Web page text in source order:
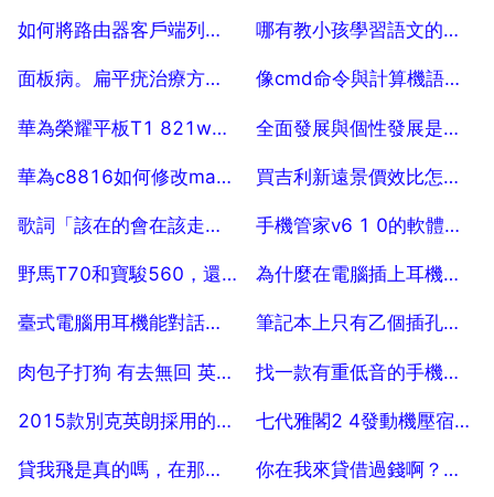
2025-07-18 2025-07-18
如何將路由器客戶端列表有效時間變為永久 85
2025-07-18
哪有教小孩學習語文的軟體
2025-07-18
面板病。扁平疣治療方法。親身經歷過的開。跪求
2025-07-18
像cmd命令與計算機語言有什麼關係？？有什麼區別？？
2025-07-18
華為榮耀平板T1 821w無法開機，電源鍵沒反應，如何處理
2025-07-18
全面發展與個性發展是否矛盾
2025-07-18
華為c8816如何修改mac？？？急！要求詳細準確 100
2025-07-18
買吉利新遠景價效比怎樣，吉利新遠景，買哪個好
2025-07-18
歌詞「該在的會在該走的會走」是許嵩的哪首歌
2025-07-18
手機管家v6 1 0的軟體鎖在哪
2025-07-18
野馬T70和寶駿560，還有瑞虎3哪款車質量好？
2025-07-18
為什麼在電腦插上耳機後還有外音
2025-07-18
臺式電腦用耳機能對話嗎，臺式電腦能用手機耳機語音通話嗎？？
2025-07-18
筆記本上只有乙個插孔，耳麥有兩個插頭怎麼用
2025-07-18
肉包子打狗 有去無回 英文怎麼翻譯
2025-07-18
找一款有重低音的手機，最好是智慧型的
2025-07-18
2015款別克英朗採用的渦輪增壓技術怎麼樣
2025-07-18
七代雅閣2 4發動機壓宿比是多少
2025-07-18
貸我飛是真的嗎，在那能貸到款嗎 你在我來貸借過錢啊？正規嗎？